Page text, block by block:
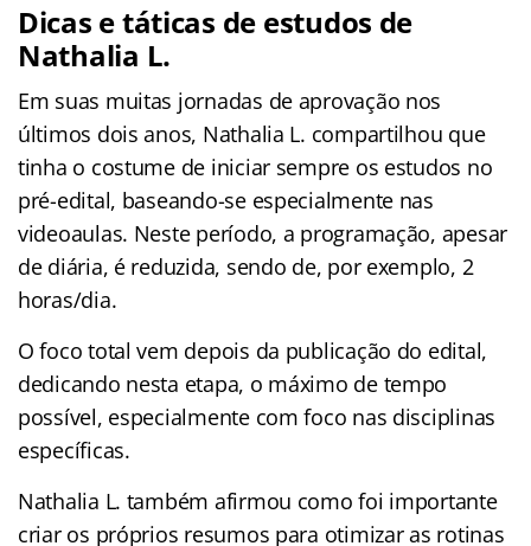
Dicas e táticas de estudos de
Nathalia L.
Em suas muitas jornadas de aprovação nos
últimos dois anos, Nathalia L. compartilhou que
tinha o costume de iniciar sempre os estudos no
pré-edital, baseando-se especialmente nas
videoaulas. Neste período, a programação, apesar
de diária, é reduzida, sendo de, por exemplo, 2
horas/dia.
O foco total vem depois da publicação do edital,
dedicando nesta etapa, o máximo de tempo
possível, especialmente com foco nas disciplinas
específicas.
Nathalia L. também afirmou como foi importante
criar os próprios resumos para otimizar as rotinas